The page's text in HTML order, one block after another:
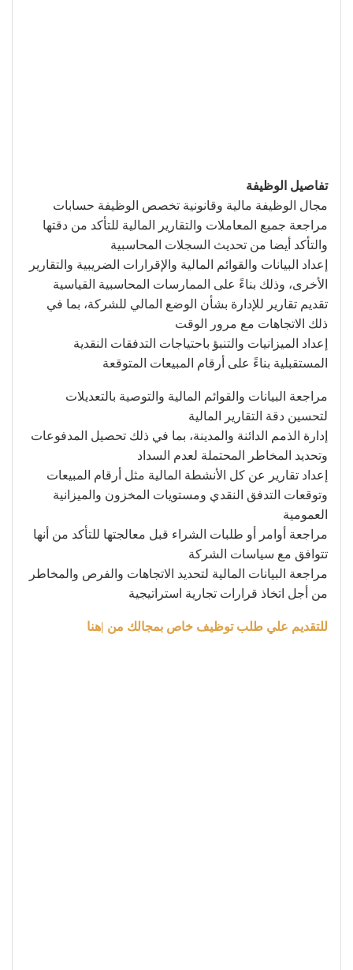
تفاصيل الوظيفة
مجال الوظيفة مالية وقانونية تخصص الوظيفة حسابات
مراجعة جميع المعاملات والتقارير المالية للتأكد من دقتها
والتأكد أيضا من تحديث السجلات المحاسبية
إعداد البيانات والقوائم المالية والإقرارات الضريبية والتقارير
الأخرى، وذلك بناءً على الممارسات المحاسبية القياسية
تقديم تقارير للإدارة بشأن الوضع المالي للشركة، بما في
ذلك الاتجاهات مع مرور الوقت
إعداد الميزانيات والتنبؤ باحتياجات التدفقات النقدية
المستقبلية بناءً على أرقام المبيعات المتوقعة
مراجعة البيانات والقوائم المالية والتوصية بالتعديلات
لتحسين دقة التقارير المالية
إدارة الذمم الدائنة والمدينة، بما في ذلك تحصيل المدفوعات
وتحديد المخاطر المحتملة لعدم السداد
إعداد تقارير عن كل الأنشطة المالية مثل أرقام المبيعات
وتوقعات التدفق النقدي ومستويات المخزون والميزانية
العمومية
مراجعة أوامر أو طلبات الشراء قبل معالجتها للتأكد من أنها
تتوافق مع سياسات الشركة
مراجعة البيانات المالية لتحديد الاتجاهات والفرص والمخاطر
من أجل اتخاذ قرارات تجارية استراتيجية
للتقديم علي طلب توظيف خاص بمجالك من |هنا